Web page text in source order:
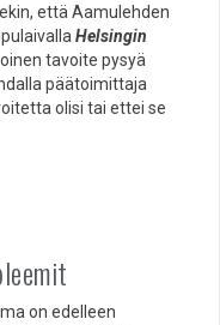
että Aamulehden
Helsingin
tavoite pysyä
päätoimittaja
olisi tai ettei se
on edelleen